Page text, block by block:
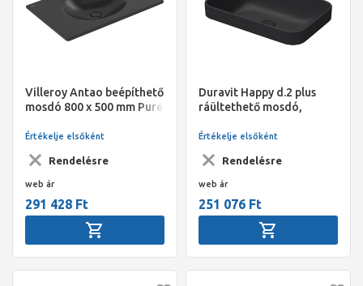
Villeroy Antao beépíthető
mosdó 800 x 500 mm Pure
Rendelésre
Értékelje elsőként
web ár
291 428 Ft
Duravit Happy d.2 plus
ráültethető mosdó,
matt antracit
Rendelésre
Értékelje elsőként
web ár
251 076 Ft